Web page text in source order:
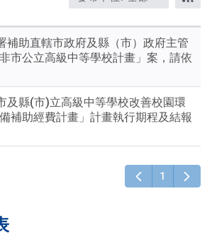
補助直轄市政府及縣（市）政府主管
市公立高級中等學校計畫」案，請依
及縣(市)立高級中等學校改善校園環
補助經費計畫」計畫執行期程及結報
1